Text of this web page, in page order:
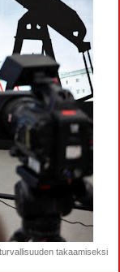
takaamiseksi